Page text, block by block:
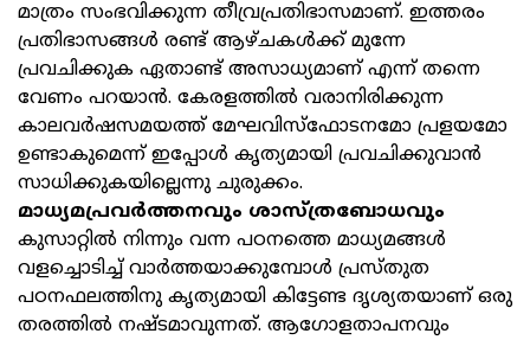
മാത്രം സംഭവിക്കുന്ന തീവ്രപ്രതിഭാസമാണ്. ഇത്തരം
പ്രതിഭാസങ്ങൾ രണ്ട് ആഴ്ചകൾക്ക് മുന്നേ
പ്രവചിക്കുക ഏതാണ്ട് അസാധ്യമാണ് എന്ന് തന്നെ
വേണം പറയാൻ. കേരളത്തിൽ വരാനിരിക്കുന്ന
കാലവർഷസമയത്ത് മേഘവിസ്ഫോടനമോ പ്രളയമോ
ഉണ്ടാകുമെന്ന് ഇപ്പോൾ കൃത്യമായി പ്രവചിക്കുവാൻ
സാധിക്കുകയില്ലെന്നു ചുരുക്കം.
മാധ്യമപ്രവർത്തനവും ശാസ്ത്രബോധവും
കുസാറ്റിൽ നിന്നും വന്ന പഠനത്തെ മാധ്യമങ്ങൾ
വളച്ചൊടിച്ച് വാർത്തയാക്കുമ്പോൾ പ്രസ്തുത
പഠനഫലത്തിനു കൃത്യമായി കിട്ടേണ്ട ദൃശ്യതയാണ് ഒരു
തരത്തിൽ നഷ്ടമാവുന്നത്. ആഗോളതാപനവും